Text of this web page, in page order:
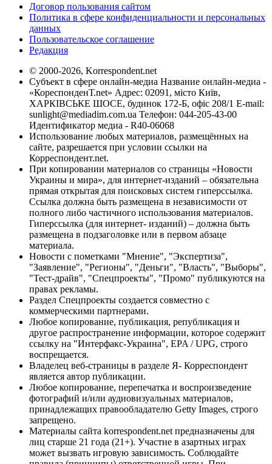
Договор пользования сайтом
Политика в сфере конфиденциальности и персональных
данных
Пользовательское соглашение
Редакция
© 2000-2026, Korrespondent.net
Субъект в сфере онлайн-медиа Название онлайн-медиа -
«КореспонденТ.net» Адрес: 02091, місто Київ,
ХАРКІВСЬКЕ ШОСЕ, будинок 172-Б, офіс 208/1 E-mail:
sunlight@mediadim.com.ua Телефон: 044-205-43-00
Идентификатор медиа - R40-06068
Использование любых материалов, размещённых на
сайте, разрешается при условии ссылки на
Корреспондент.net.
При копировании материалов со страницы «Новости
Украины и мира», для интернет-изданий – обязательна
прямая открытая для поисковых систем гиперссылка.
Ссылка должна быть размещена в независимости от
полного либо частичного использования материалов.
Гиперссылка (для интернет- изданий) – должна быть
размещена в подзаголовке или в первом абзаце
материала.
Новости с пометками "Мнение", "Экспертиза",
"Заявление", "Регионы", "Деньги", "Власть", "Выборы",
"Тест-драйв", "Спецпроекты", "Промо" публикуются на
правах рекламы.
Раздел Спецпроекты создается совместно с
коммерческими партнерами.
Любое копирование, публикация, републикация и
другое распространение информации, которое содержит
ссылку на "Интерфакс-Украина", EPA / UPG, строго
воспрещается.
Владелец веб-страницы в разделе Я- Корреспондент
является автор публикации.
Любое копирование, перепечатка и воспроизведение
фотографий и/или аудиовизуальных материалов,
принадлежащих правообладателю Getty Images, строго
запрещено.
Материалы сайта korrespondent.net предназначены для
лиц старше 21 года (21+). Участие в азартных играх
может вызвать игровую зависимость. Соблюдайте